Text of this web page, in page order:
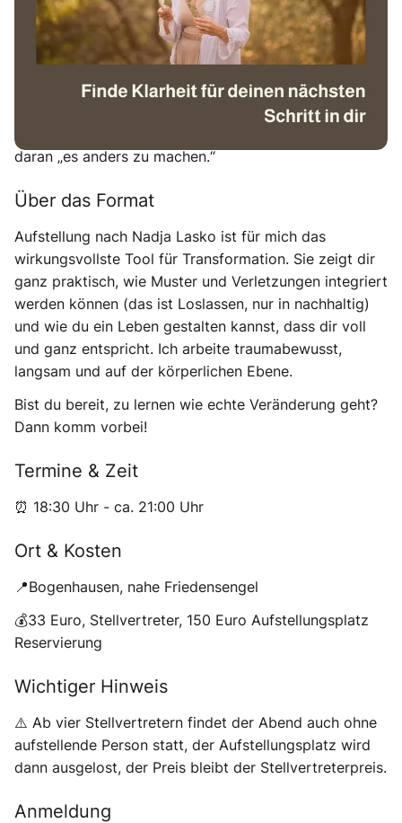
So oft schauen wir ins Außen, dabei ist die einzige
Möglichkeit, sein Leben nachhaltig zu verändern, bei
Vielleicht kennst du schon deine Muster, weißt
daran „es anders zu machen.“
Über das Format
Aufstellung nach Nadja Lasko ist für mich das
wirkungsvollste Tool für Transformation. Sie zeigt dir
ganz praktisch, wie Muster und Verletzungen integriert
werden können (das ist Loslassen, nur in nachhaltig)
und wie du ein Leben gestalten kannst, dass dir voll
und ganz entspricht. Ich arbeite traumabewusst,
langsam und auf der körperlichen Ebene.
Bist du bereit, zu lernen wie echte Veränderung geht?
Dann komm vorbei!
Termine & Zeit
⏰ 18:30 Uhr - ca. 21:00 Uhr
Ort & Kosten
📍Bogenhausen, nahe Friedensengel
💰33 Euro, Stellvertreter, 150 Euro Aufstellungsplatz
Reservierung
Wichtiger Hinweis
⚠️ Ab vier Stellvertretern findet der Abend auch ohne
aufstellende Person statt, der Aufstellungsplatz wird
dann ausgelost, der Preis bleibt der Stellvertreterpreis.
Anmeldung